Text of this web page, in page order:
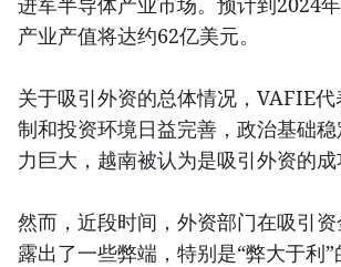
产业产值将达约62亿美元。
关于吸引外资的总体情况，VAFIE
制和投资环境日益完善，政治基础
力巨大，越南被认为是吸引外资的成
然而，近段时间，外资部门在吸引
露出了一些弊端，特别是“弊大于利